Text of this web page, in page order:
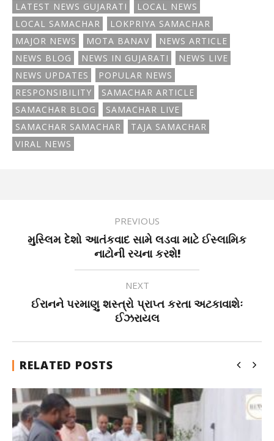
LATEST NEWS GUJARATI
LOCAL NEWS
LOCAL SAMACHAR
LOKPRIYA SAMACHAR
MAJOR NEWS
MOTA BANAV
NEWS ARTICLE
NEWS BLOG
NEWS IN GUJARATI
NEWS LIVE
NEWS UPDATES
POPULAR NEWS
RESPONSIBILITY
SAMACHAR ARTICLE
SAMACHAR BLOG
SAMACHAR LIVE
SAMACHAR SAMACHAR
TAJA SAMACHAR
VIRAL NEWS
PREVIOUS
મુસ્લિમ દેશો આતંકવાદ સામે લડવા માટે ઈસ્લામિક
નાટોની રચના કરશે!
NEXT
ઈરાનને પરમાણુ શસ્ત્રો પ્રાપ્ત કરતા અટકાવાશેઃ
ઈઝરાયલ
RELATED POSTS